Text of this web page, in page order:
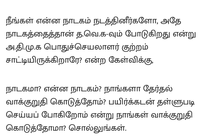
நீங்கள் என்ன நாடகம் நடத்தினீர்களோ, அதே
நாடகத்தைத்தான் த.வெ.க-வும் போடுகிறது என்று
அ.தி.மு.க பொதுச்செயலாளர் குற்றம்
சாட்டியிருக்கிறாரே? என்ற கேள்விக்கு,
நாடகமா? என்ன நாடகம்? நாங்களா தேர்தல்
வாக்குறுதி கொடுத்தோம்? பயிர்க்கடன் தள்ளுபடி
செய்யப் போகிறோம் என்று நாங்கள் வாக்குறுதி
கொடுத்தோமா? சொல்லுங்கள்.